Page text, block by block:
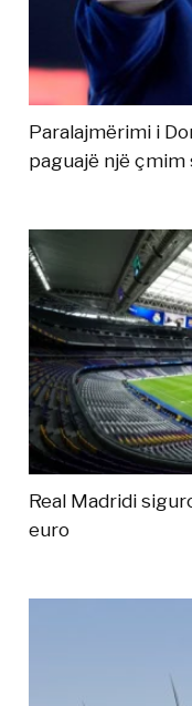
Paralajmërimi i
paguajë një
Real Madridi
euro